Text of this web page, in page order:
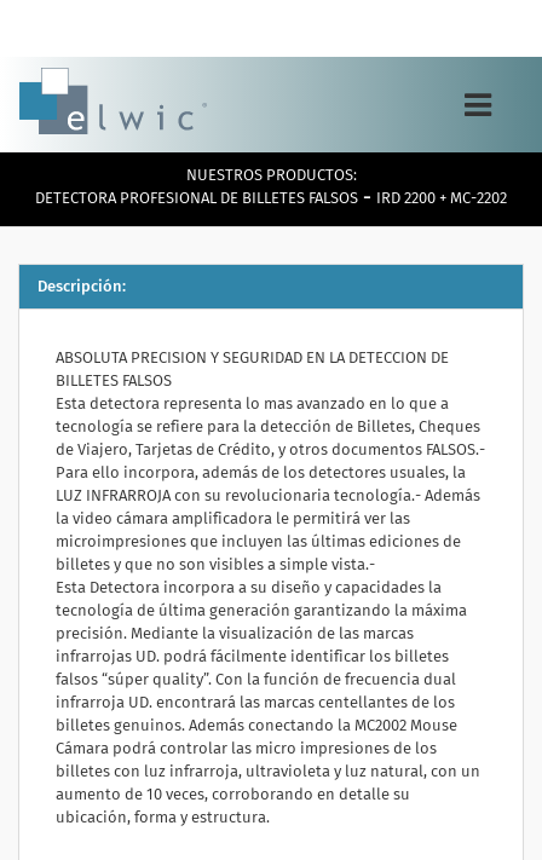
Toggle
navigation
NUESTROS PRODUCTOS:
DETECTORA PROFESIONAL DE BILLETES FALSOS - IRD 2200 + MC-2202
Descripción:
ABSOLUTA PRECISION Y SEGURIDAD EN LA DETECCION DE
BILLETES FALSOS
Esta detectora representa lo mas avanzado en lo que a
tecnología se refiere para la detección de Billetes, Cheques
de Viajero, Tarjetas de Crédito, y otros documentos FALSOS.-
Para ello incorpora, además de los detectores usuales, la
LUZ INFRARROJA con su revolucionaria tecnología.- Además
la video cámara amplificadora le permitirá ver las
microimpresiones que incluyen las últimas ediciones de
billetes y que no son visibles a simple vista.-
Esta Detectora incorpora a su diseño y capacidades la
tecnología de última generación garantizando la máxima
precisión. Mediante la visualización de las marcas
infrarrojas UD. podrá fácilmente identificar los billetes
falsos “súper quality”. Con la función de frecuencia dual
infrarroja UD. encontrará las marcas centellantes de los
billetes genuinos. Además conectando la MC2002 Mouse
Cámara podrá controlar las micro impresiones de los
billetes con luz infrarroja, ultravioleta y luz natural, con un
aumento de 10 veces, corroborando en detalle su
ubicación, forma y estructura.